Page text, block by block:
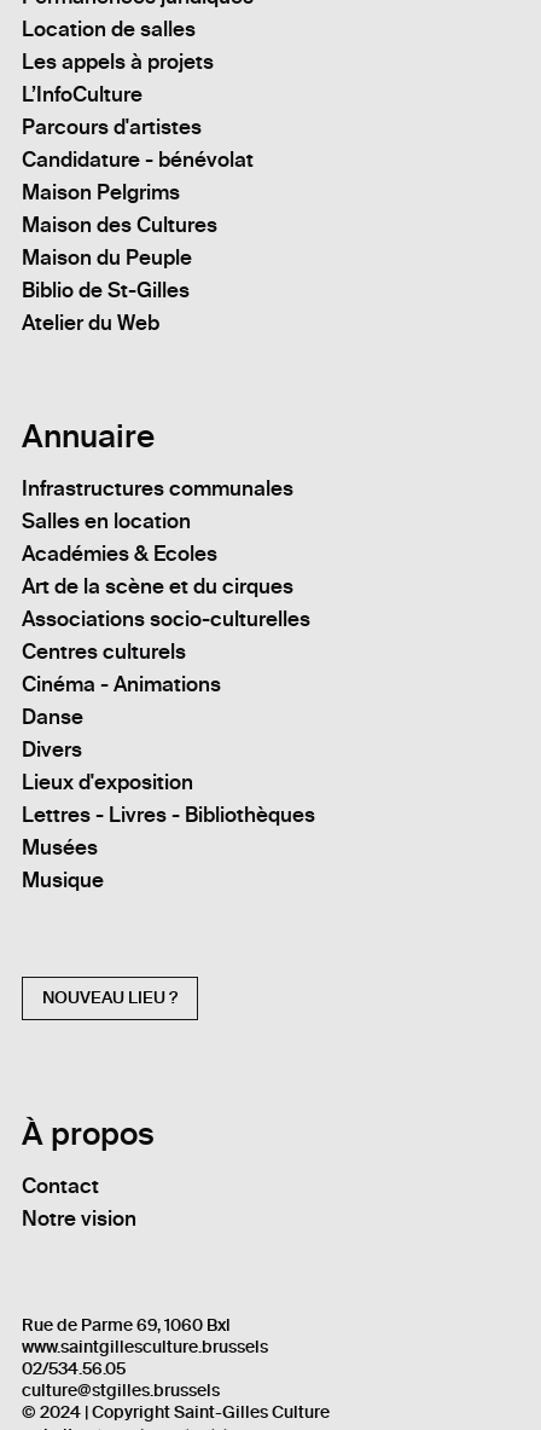
Location de salles
Les appels à projets
L’InfoCulture
Parcours d'artistes
Candidature - bénévolat
Maison Pelgrims
Maison des Cultures
Maison du Peuple
Biblio de St-Gilles
Atelier du Web
Annuaire
Infrastructures communales
Salles en location
Académies & Ecoles
Art de la scène et du cirques
Associations socio-culturelles
Centres culturels
Cinéma - Animations
Danse
Divers
Lieux d'exposition
Lettres - Livres - Bibliothèques
Musées
Musique
NOUVEAU LIEU ?
À propos
Contact
Notre vision
Rue de Parme 69, 1060 Bxl
www.saintgillesculture.brussels
02/534.56.05
culture@stgilles.brussels
© 2024 | Copyright Saint-Gilles Culture